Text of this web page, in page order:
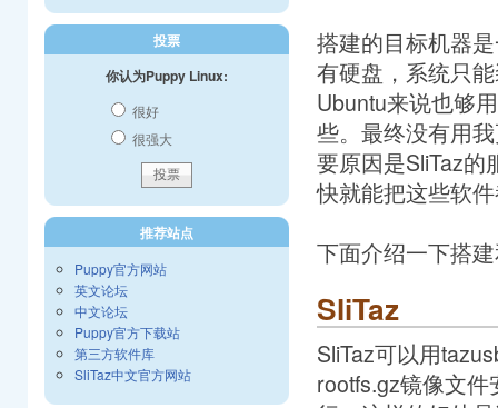
搭建的目标机器
有硬盘，系统只
Ubuntu来说也够
些。最终没有用
要原因是SliTaz的
快就能把这些软
下面介绍一下搭
SliTaz
SliTaz可以用
rootfs.gz镜像文
投票
你认为Puppy Linux:
很好
很强大
推荐站点
Puppy官方网站
英文论坛
中文论坛
Puppy官方下载站
第三方软件库
SliTaz中文官方网站